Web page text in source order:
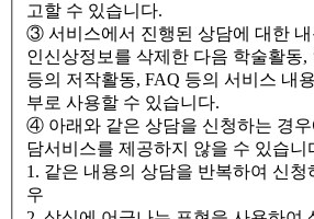
고할 수 있습니다.
③ 서비스에서 진행된 상담에 대한 내
인신상정보를 삭제한 다음 학술활동,
등의 저작활동, FAQ 등의 서비스 내
부로 사용할 수 있습니다.
④ 아래와 같은 상담을 신청하는 경
담서비스를 제공하지 않을 수 있습니
1. 같은 내용의 상담을 반복하여 신청
우